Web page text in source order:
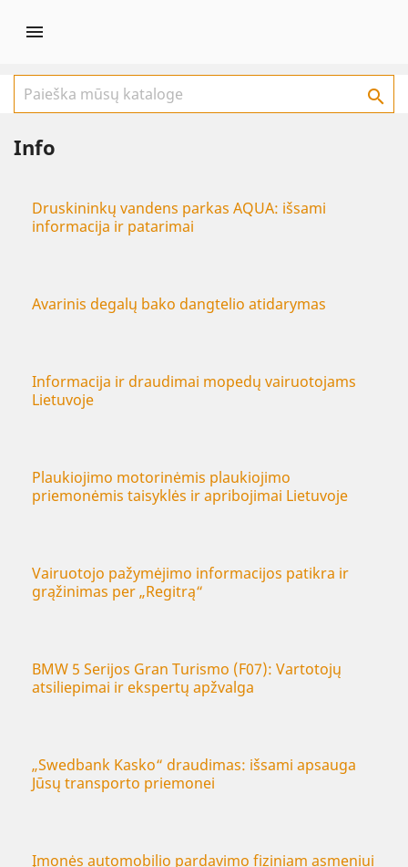


Info
Druskininkų vandens parkas AQUA: išsami
informacija ir patarimai
Avarinis degalų bako dangtelio atidarymas
Informacija ir draudimai mopedų vairuotojams
Lietuvoje
Plaukiojimo motorinėmis plaukiojimo
priemonėmis taisyklės ir apribojimai Lietuvoje
Vairuotojo pažymėjimo informacijos patikra ir
grąžinimas per „Regitrą“
BMW 5 Serijos Gran Turismo (F07): Vartotojų
atsiliepimai ir ekspertų apžvalga
„Swedbank Kasko“ draudimas: išsami apsauga
Jūsų transporto priemonei
Įmonės automobilio pardavimo fiziniam asmeniui